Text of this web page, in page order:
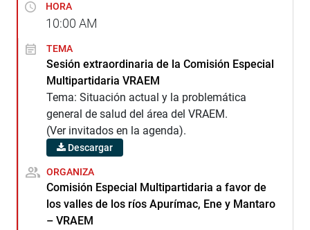
HORA
10:00 AM
TEMA
Sesión extraordinaria de la Comisión Especial
Multipartidaria VRAEM
Tema: Situación actual y la problemática
general de salud del área del VRAEM.
(Ver invitados en la agenda).
Descargar
ORGANIZA
Comisión Especial Multipartidaria a favor de
los valles de los ríos Apurímac, Ene y Mantaro
– VRAEM